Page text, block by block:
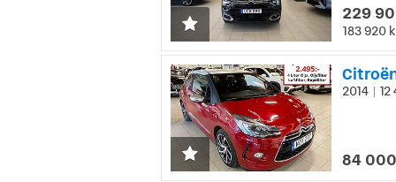
229
183 920
2014
84